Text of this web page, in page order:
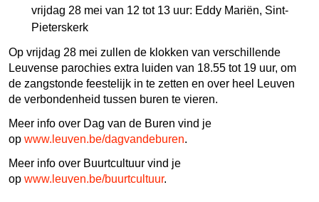
vrijdag 28 mei van 12 tot 13 uur: Eddy Mariën, Sint-
Pieterskerk
Op vrijdag 28 mei zullen de klokken van verschillende
Leuvense parochies extra luiden van 18.55 tot 19 uur, om
de zangstonde feestelijk in te zetten en over heel Leuven
de verbondenheid tussen buren te vieren.
Meer info over Dag van de Buren vind je
op www.leuven.be/dagvandeburen.
Meer info over Buurtcultuur vind je
op www.leuven.be/buurtcultuur.